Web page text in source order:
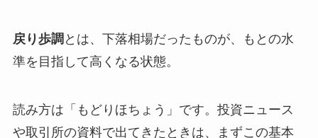
戻り歩調 とは、下落相場だったものが、もとの水
準を目指して高くなる状態。
読み方は「もどりほちょう」です。投資ニュース
や取引所の資料で出てきたときは、まずこの基本